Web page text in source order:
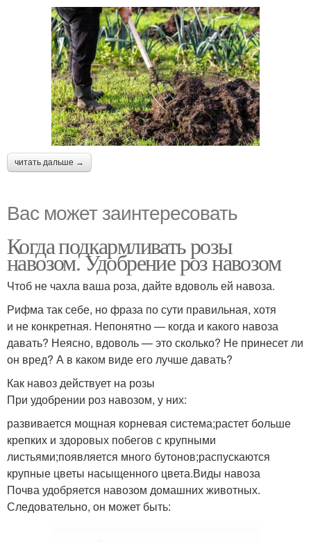
читать дальше →
Вас может заинтересовать
Когда подкармливать розы
навозом. Удобрение роз навозом
Чтоб не чахла ваша роза, дайте вдоволь ей навоза.
Рифма так себе, но фраза по сути правильная, хотя
и не конкретная. Непонятно — когда и какого навоза
давать? Неясно, вдоволь — это сколько? Не принесет ли
он вред? А в каком виде его лучше давать?
Как навоз действует на розы
При удобрении роз навозом, у них:
развивается мощная корневая система;растет больше
крепких и здоровых побегов с крупными
листьями;появляется много бутонов;распускаются
крупные цветы насыщенного цвета.Виды навоза
Почва удобряется навозом домашних животных.
Следовательно, он может быть: